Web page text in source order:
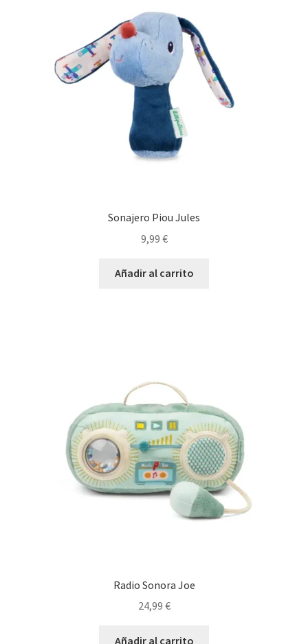
Sonajero Piou Jules
9,99 €
Añadir al carrito
Radio Sonora Joe
24,99 €
Añadir al carrito